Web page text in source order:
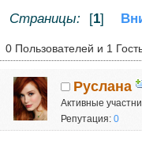
Страницы:
[1]
0 Пользователей и 1
Руслана
Активные
Репутация:0